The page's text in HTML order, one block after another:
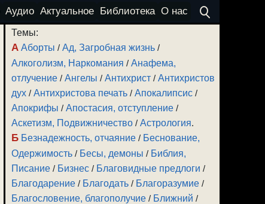
Аудио Актуальное Библиотека О нас
Темы:
А Аборты /Ад, Загробная жизнь /
Алкоголизм, Наркомания /Анафема,
отлучение /Ангелы /Антихрист /Антихристов
дух /Антихристова печать /Апокалипсис /
Апокрифы /Апостасия, отступление /
Аскетизм, Подвижничество /Астрология.
Б Безнадежность, отчаяние / Беснование,
Одержимость / Бесы, демоны / Библия,
Писание / Бизнес / Благовидные предлоги /
Благодарение / Благодать / Благоразумие /
Благословение, благополучие / Ближний /